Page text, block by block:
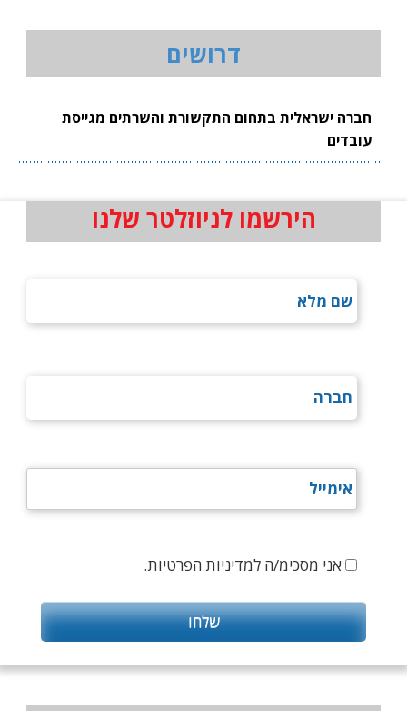
דרושים
חברה ישראלית בתחום התקשורת והשרתים מגייסת
עובדים
הירשמו לניוזלטר שלנו
אני מסכימ/ה למדיניות הפרטיות.